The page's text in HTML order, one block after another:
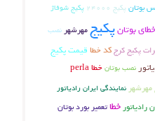
بوتان پکیج 24000
پکیج شوفاژ
بوتانپکیجمهرشهر نصب
پکیج کرجکد خطا قیمت پکیج
نصب بوتانخطا perla
مهرشهر نمایندگی ایران رادیاتور
رادیاتور خطاتعمیر بورد بوتان